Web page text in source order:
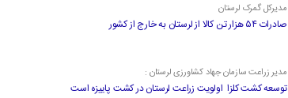
مدیرکل گمرک لرستان
صادرات ۵۴ هزار تن کالا از لرستان به خارج از کشور
مدیر زراعت سازمان جهاد کشاورزی لرستان :
توسعه کشت کلزا اولویت زراعت لرستان در کشت پاییزه است